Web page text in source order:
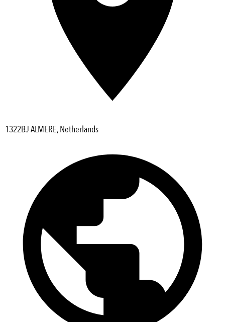
1322BJ ALMERE, Netherlands